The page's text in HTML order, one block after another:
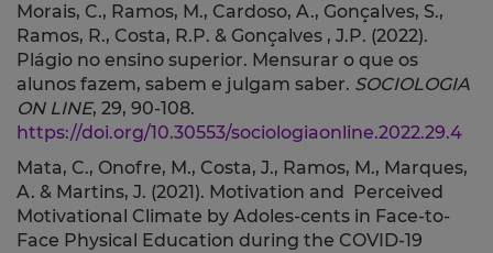
Morais, C., Ramos, M., Cardoso, A., Gonçalves, S.,
Ramos, R., Costa, R.P. & Gonçalves , J.P. (2022).
Plágio no ensino superior. Mensurar o que os
alunos fazem, sabem e julgam saber. SOCIOLOGIA
ON LINE, 29, 90-108.
https://doi.org/10.30553/sociologiaonline.2022.29.4
Mata, C., Onofre, M., Costa, J., Ramos, M., Marques,
A. & Martins, J. (2021). Motivation and Perceived
Motivational Climate by Adoles-cents in Face-to-
Face Physical Education during the COVID-19